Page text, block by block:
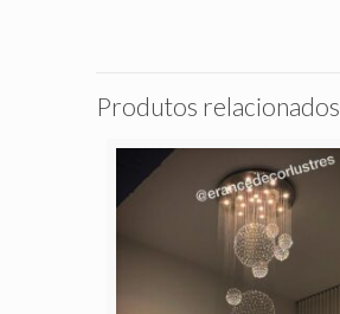
Produtos relacionados